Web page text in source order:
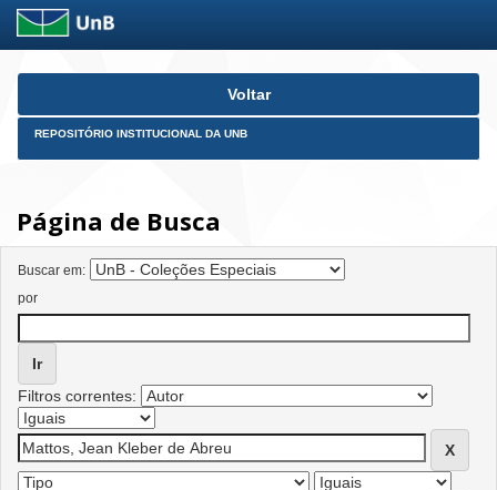
Skip
Voltar
REPOSITÓRIO INSTITUCIONAL DA UNB
Página de Busca
Buscar em:
por
Filtros correntes: